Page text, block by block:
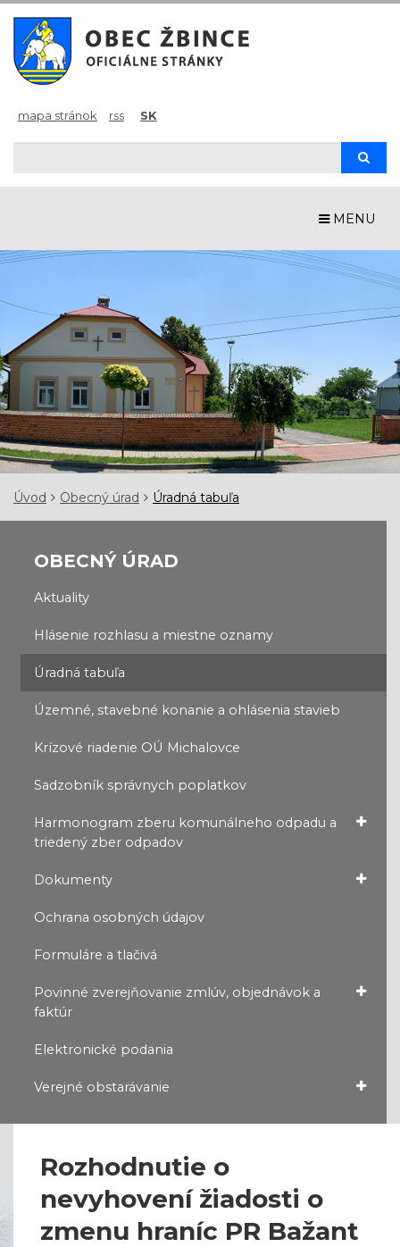
mapa stránok rss SK
MENU
Úvod Obecný úrad Úradná tabuľa
OBECNÝ ÚRAD
Aktuality
Hlásenie rozhlasu a miestne oznamy
Úradná tabuľa
Územné, stavebné konanie a ohlásenia stavieb
Krízové riadenie OÚ Michalovce
Sadzobník správnych poplatkov
Harmonogram zberu komunálneho odpadu a
triedený zber odpadov
Dokumenty
Ochrana osobných údajov
Formuláre a tlačivá
Povinné zverejňovanie zmlúv, objednávok a
faktúr
Elektronické podania
Verejné obstarávanie
Rozhodnutie o
nevyhovení žiadosti o
zmenu hraníc PR Bažant